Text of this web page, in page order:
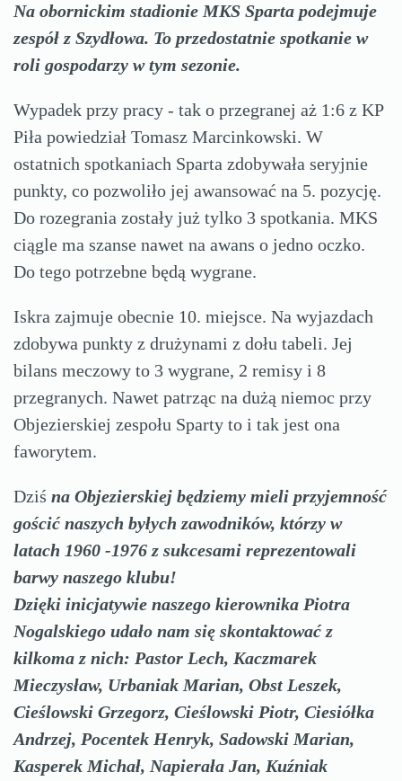
Na obornickim stadionie MKS Sparta podejmuje
zespół z Szydłowa. To przedostatnie spotkanie w
roli gospodarzy w tym sezonie.
Wypadek przy pracy - tak o przegranej aż 1:6 z KP
Piła powiedział Tomasz Marcinkowski. W
ostatnich spotkaniach Sparta zdobywała seryjnie
punkty, co pozwoliło jej awansować na 5. pozycję.
Do rozegrania zostały już tylko 3 spotkania. MKS
ciągle ma szanse nawet na awans o jedno oczko.
Do tego potrzebne będą wygrane.
Iskra zajmuje obecnie 10. miejsce. Na wyjazdach
zdobywa punkty z drużynami z dołu tabeli. Jej
bilans meczowy to 3 wygrane, 2 remisy i 8
przegranych. Nawet patrząc na dużą niemoc przy
Objezierskiej zespołu Sparty to i tak jest ona
faworytem.
Dziś na Objezierskiej będziemy mieli przyjemność
gościć naszych byłych zawodników, którzy w
latach 1960 -1976 z sukcesami reprezentowali
barwy naszego klubu!
Dzięki inicjatywie naszego kierownika Piotra
Nogalskiego udało nam się skontaktować z
kilkoma z nich: Pastor Lech, Kaczmarek
Mieczysław, Urbaniak Marian, Obst Leszek,
Cieślowski Grzegorz, Cieślowski Piotr, Ciesiółka
Andrzej, Pocentek Henryk, Sadowski Marian,
Kasperek Michał, Napierała Jan, Kuźniak